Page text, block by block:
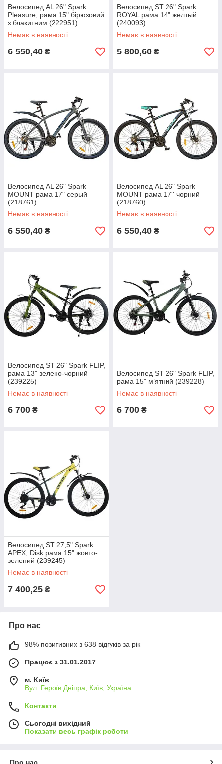
Велосипед AL 26" Spark
Pleasure, рама 15" бірюзовий
з блакитним (222951)
Немає в наявності
6 550,40 ₴
Велосипед ST 26" Spark
ROYAL рама 14" желтый
(240093)
Немає в наявності
5 800,60 ₴
Велосипед AL 26" Spark
MOUNT рама 17" серый
(218761)
Немає в наявності
6 550,40 ₴
Велосипед AL 26" Spark
MOUNT рама 17'' чорний
(218760)
Немає в наявності
6 550,40 ₴
Велосипед ST 26" Spark FLIP,
рама 13" зелено-чорний
(239225)
Немає в наявності
6 700 ₴
Велосипед ST 26" Spark FLIP,
рама 15" м’ятний (239228)
Немає в наявності
6 700 ₴
Велосипед ST 27,5" Spark
APEX, Disk рама 15" жовто-
зелений (239245)
Немає в наявності
7 400,25 ₴
Про нас
98% позитивних з 638 відгуків за рік
Працює з 31.01.2017
м. Київ
Вул. Героїв Дніпра, Київ, Україна
Контакти
Сьогодні вихідний
Показати весь графік роботи
Про нас